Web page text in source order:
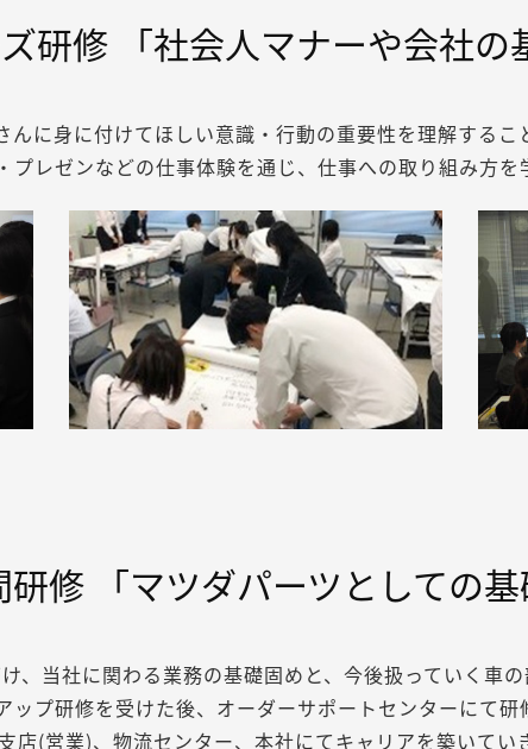
研修 「社会人マナーや会社の
んに身に付けてほしい意識・行動の重要性を理解するこ
プレゼンなどの仕事体験を通じ、仕事への取り組み方を
研修 「マツダパーツとしての基
、当社に関わる業務の基礎固めと、今後扱っていく車の
ップ研修を受けた後、オーダーサポートセンターにて研
店（営業）、物流センター、本社にてキャリアを築いてい